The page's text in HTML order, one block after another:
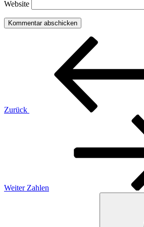
Website
Beitragsnavigation
Zurück
Weiter Zahlen